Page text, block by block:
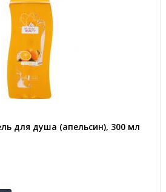
для душа (апельсин), 300 мл